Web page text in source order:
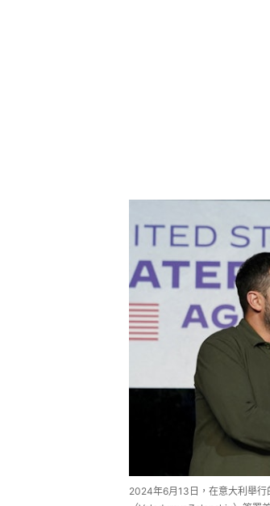
2024年6月13日，在意大利舉